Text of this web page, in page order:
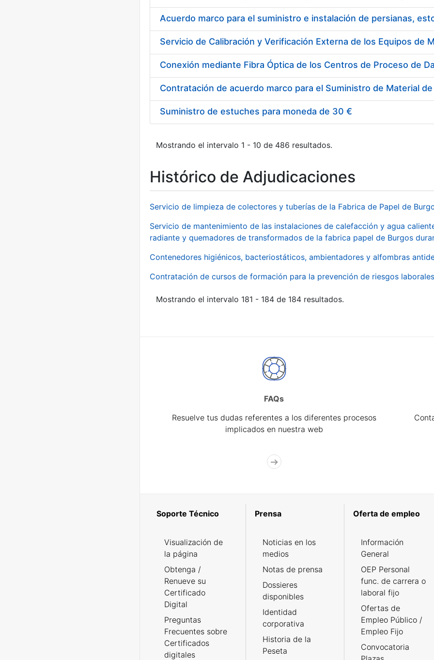
Acuerdo marco para el suministro e instalación de persianas,
Suministro de estuches para moneda de 30 €
Mostrando el intervalo 1 - 10 de 486 resultados.
Histórico de Adjudicaciones
Servicio de limpieza de colectores y tuberías de la Fabrica de Papel de
Servicio de mantenimiento de las instalaciones de calefacción y agua
radiante y quemadores de transformados de la fabrica papel de Burgos
Contenedores higiénicos, bacteriostáticos, ambientadores y alfombras
Contratación de cursos de formación para la prevención de riesgos laborales
Mostrando el intervalo 181 - 184 de 184 resultados.
FAQs
Resuelve tus dudas referentes a los diferentes procesos
implicados en nuestra web
Soporte Técnico
Visualización de
la página
Obtenga /
Renueve su
Certificado
Digital
Preguntas
Frecuentes sobre
Certificados
digitales
Prensa
Noticias en los
medios
Notas de prensa
Dossieres
disponibles
Identidad
corporativa
Historia de la
Peseta
Oferta de empleo
Información
General
OEP Personal
func. de carrera o
laboral fijo
Ofertas de
Empleo Público /
Empleo Fijo
Convocatoria